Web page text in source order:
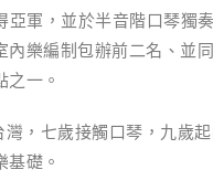
亞軍，並於半音階口琴獨
內樂編制包辦前二名、並
一。
，七歲接觸口琴，九歲
礎。